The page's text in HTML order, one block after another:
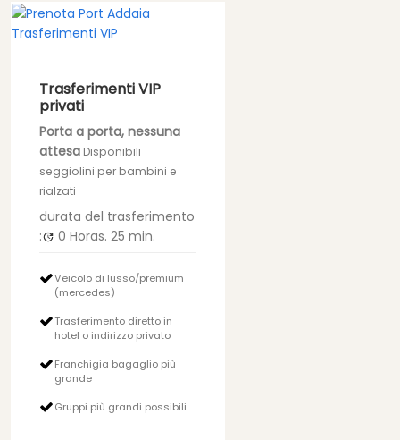
Trasferimenti VIP
privati
Porta a porta, nessuna
attesa Disponibili
seggiolini per bambini e
rialzati
durata del trasferimento
:
0 Horas. 25 min.
Veicolo di lusso/premium
(mercedes)
Trasferimento diretto in
hotel o indirizzo privato
Franchigia bagaglio più
grande
Gruppi più grandi possibili